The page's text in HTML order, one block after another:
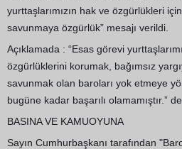
yurttaşlarımızın hak ve özgürlükleri
savunmaya özgürlük” mesajı verildi.
Açıklamada : “Esas görevi
özgürlüklerini korumak, bağımsız
savunmak olan baroları yok etmeye
bugüne kadar başarılı olamamıştır.”
BASINA VE KAMUOYUNA
Sayın Cumhurbaşkanı tarafından